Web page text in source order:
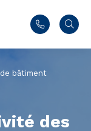
bâtiment
des